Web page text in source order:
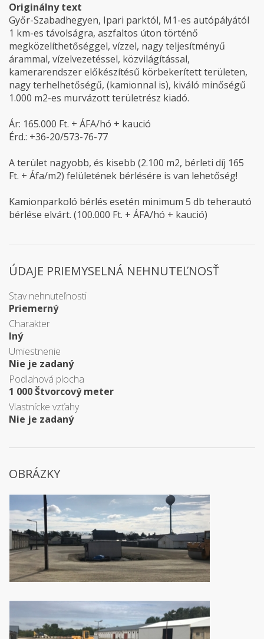
Originálny text
Győr-Szabadhegyen, Ipari parktól, M1-es autópályától
1 km-es távolságra, aszfaltos úton történő
megközelíthetőséggel, vízzel, nagy teljesítményű
árammal, vízelvezetéssel, közvilágítással,
kamerarendszer előkészítésű körbekerített területen,
nagy terhelhetőségű, (kamionnal is), kiváló minőségű
1.000 m2-es murvázott területrész kiadó.
Ár: 165.000 Ft. + ÁFA/hó + kaució
Érd.: +36-20/573-76-77
A terület nagyobb, és kisebb (2.100 m2, bérleti díj 165
Ft. + Áfa/m2) felületének bérlésére is van lehetőség!
Kamionparkoló bérlés esetén minimum 5 db teherautó
bérlése elvárt. (100.000 Ft. + ÁFA/hó + kaució)
ÚDAJE PRIEMYSELNÁ NEHNUTEĽNOSŤ
Stav nehnuteľnosti
Priemerný
Charakter
Iný
Umiestnenie
Nie je zadaný
Podlahová plocha
1 000 Štvorcový meter
Vlastnícke vzťahy
Nie je zadaný
OBRÁZKY